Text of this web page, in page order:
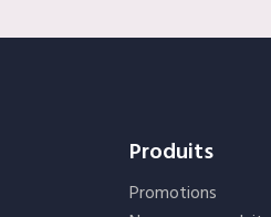
Produits
Promotions